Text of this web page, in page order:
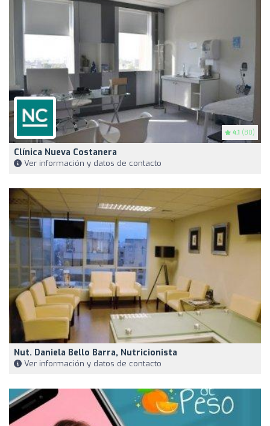
4.1 (80)
Clínica Nueva Costanera
Ver información y datos de contacto
Nut. Daniela Bello Barra, Nutricionista
Ver información y datos de contacto